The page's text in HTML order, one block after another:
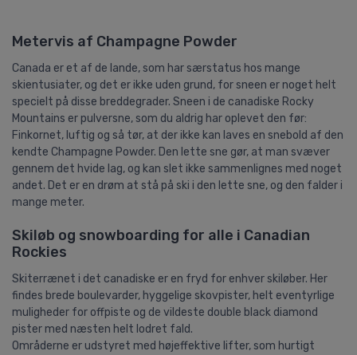
Metervis af Champagne Powder
Canada er et af de lande, som har særstatus hos mange
skientusiater, og det er ikke uden grund, for sneen er noget helt
specielt på disse breddegrader. Sneen i de canadiske Rocky
Mountains er pulversne, som du aldrig har oplevet den før:
Finkornet, luftig og så tør, at der ikke kan laves en snebold af den
kendte Champagne Powder. Den lette sne gør, at man svæver
gennem det hvide lag, og kan slet ikke sammenlignes med noget
andet. Det er en drøm at stå på ski i den lette sne, og den falder i
mange meter.
Skiløb og snowboarding for alle i Canadian
Rockies
Skiterrænet i det canadiske er en fryd for enhver skiløber. Her
findes brede boulevarder, hyggelige skovpister, helt eventyrlige
muligheder for offpiste og de vildeste double black diamond
pister med næsten helt lodret fald.
Områderne er udstyret med højeffektive lifter, som hurtigt